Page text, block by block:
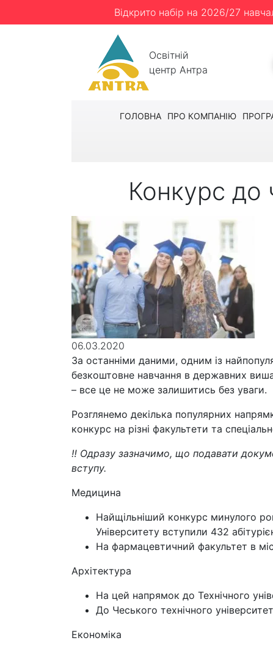
Відкрито набір на 2026/27
Освітній
центр Антра
ГОЛОВНА ПРО КОМПАНІЮ
Конкурс до
06.03.2020
За останніми даними, одним із
безкоштовне навчання в державних
– все це не може залишитись без уваги.
Розглянемо декілька популярних
конкурс на різні факультети та
‼ Одразу зазначимо, що подавати
вступу.
Медицина
Найщільніший конкурс минулого
Університету вступили 432
На фармацевтичний факультет в
Архітектура
На цей напрямок до Технічного
До Чеського технічного
Економіка